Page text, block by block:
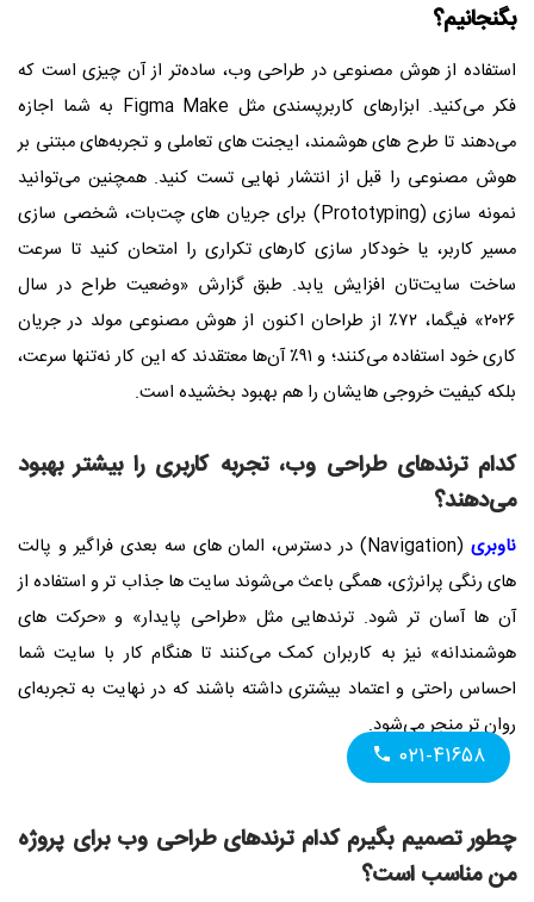
بگنجانیم؟
استفاده از هوش مصنوعی در طراحی وب، ساده‌تر از آن چیزی است که
فکر می‌کنید. ابزارهای کاربرپسندی مثل Figma Make به شما اجازه
می‌دهند تا طرح‌ های هوشمند، ایجنت‌ های تعاملی و تجربه‌های مبتنی بر
هوش مصنوعی را قبل از انتشار نهایی تست کنید. همچنین می‌توانید
نمونه‌ سازی (Prototyping) برای جریان‌ های چت‌بات، شخصی‌ سازی
مسیر کاربر، یا خودکار سازی کارهای تکراری را امتحان کنید تا سرعت
ساخت سایت‌تان افزایش یابد. طبق گزارش «وضعیت طراح در سال
۲۰۲۶» فیگما، ۷۲٪ از طراحان اکنون از هوش مصنوعی مولد در جریان
کاری خود استفاده می‌کنند؛ و ۹۱٪ آن‌ها معتقدند که این کار نه‌تنها سرعت،
بلکه کیفیت خروجی‌ هایشان را هم بهبود بخشیده است.
کدام ترندهای طراحی وب، تجربه کاربری را بیشتر بهبود
می‌دهند؟
ناوبری
(Navigation) در دسترس، المان‌ های سه‌ بعدی فراگیر و پالت‌
های رنگی پرانرژی، همگی باعث می‌شوند سایت‌ ها جذاب‌ تر و استفاده از
آن‌ ها آسان‌ تر شود. ترندهایی مثل «طراحی پایدار» و «حرکت‌ های
هوشمندانه» نیز به کاربران کمک می‌کنند تا هنگام کار با سایت شما
احساس راحتی و اعتماد بیشتری داشته باشند که در نهایت به تجربه‌ای
روان‌ تر منجر می‌شود.
چطور تصمیم بگیرم کدام ترندهای طراحی وب برای پروژه
من مناسب است؟
۰۲۱-۴۱۶۵۸